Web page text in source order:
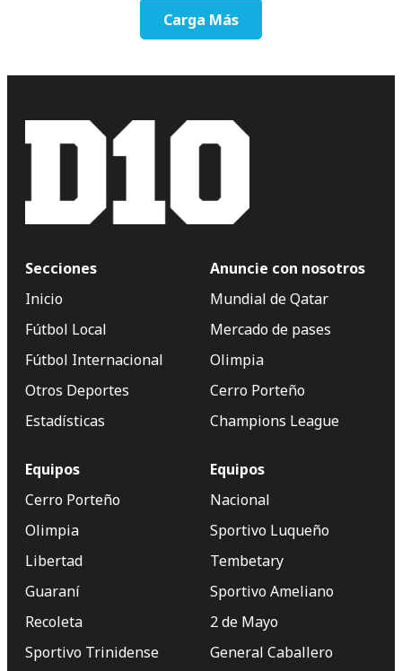
Carga Más
Secciones
Inicio
Fútbol Local
Fútbol Internacional
Otros Deportes
Estadísticas
Anuncie con nosotros
Mundial de Qatar
Mercado de pases
Olimpia
Cerro Porteño
Champions League
Equipos
Cerro Porteño
Olimpia
Libertad
Guaraní
Recoleta
Sportivo Trinidense
Equipos
Nacional
Sportivo Luqueño
Tembetary
Sportivo Ameliano
2 de Mayo
General Caballero